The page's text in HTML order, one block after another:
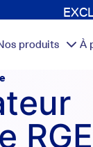
produits À